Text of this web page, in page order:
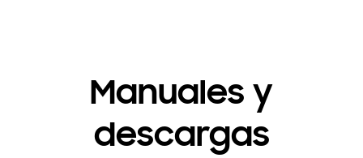
Manuales y
descargas